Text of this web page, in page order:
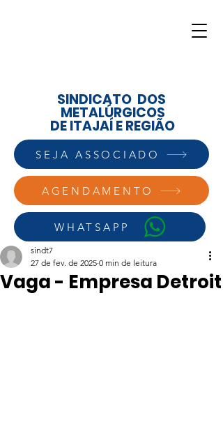
AGENDAMENTO
WHATSAPP
SINDICATO DOS
METALÚRGICOS
DE ITAJAÍ E REGIÃO
SEJA ASSOCIADO
Vaga - Empresa Detroit
sindt7
27 de fev. de 2025 0 min de leitura